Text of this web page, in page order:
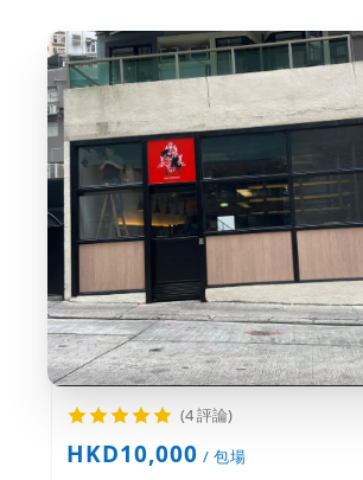
(4 評論)
HKD10,000 / 包場